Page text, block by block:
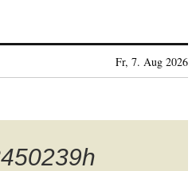
Fr, 7. Aug 2026